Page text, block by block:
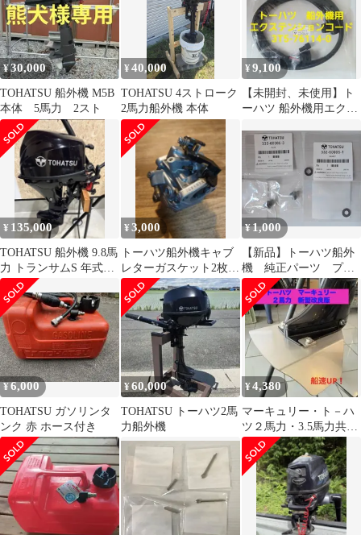
¥30,000
TOHATSU 船外機 M5B
本体 5馬力 2スト
¥40,000
TOHATSU 4ストローク
2馬力船外機 本体
¥9,100
【未開封、未使用】ト
ーハツ 船外機用エクス
¥ 135,000
TOHATSU 船外機 9.8馬
力 トランサムS 年式
2023
¥3,000
トーハツ船外機キャブ
レターガスケット2枚
、フロートヒンジピン
おまけ3.5キャブ
¥1,000
【新品】トーハツ船外
機 純正パーツ プラ
グ2個、ガスケット2個
¥6,000
TOHATSU ガソリンタ
ンク 赤 ホース付き
¥60,000
TOHATSU トーハツ2馬
力船外機
¥4,380
マーキュリー・ト－ハ
ツ２馬力・3.5馬力共
用 船外機 スタビラ
イザー 穴あけ不要